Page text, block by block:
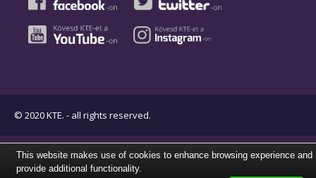
© 2020 KTE. - all rights reserved.
This website makes use of cookies to enhance browsing experience and
provide additional functionality.